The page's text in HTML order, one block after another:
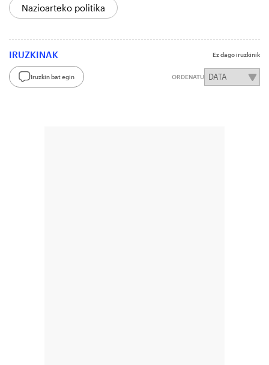
Nazioarteko politika
IRUZKINAK Ez dago iruzkinik
Iruzkin bat egin ORDENATU